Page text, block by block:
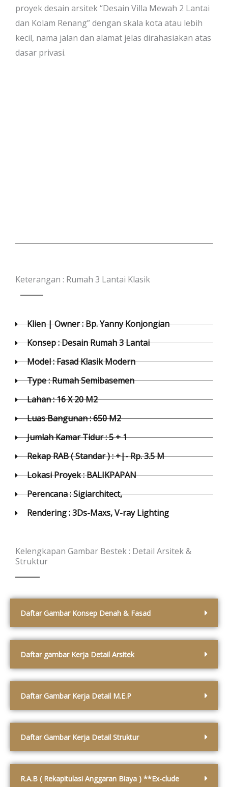
proyek desain arsitek “Desain Villa Mewah 2 Lantai
dan Kolam Renang” dengan skala kota atau lebih
kecil, nama jalan dan alamat jelas dirahasiakan atas
dasar privasi.
Keterangan : Rumah 3 Lantai Klasik
Klien | Owner : Bp. Yanny Konjongian
Konsep : Desain Rumah 3 Lantai
Model : Fasad Klasik Modern
Type : Rumah Semibasemen
Lahan : 16 X 20 M2
Luas Bangunan : 650 M2
Jumlah Kamar Tidur : 5 + 1
Rekap RAB ( Standar ) : +|- Rp. 3.5 M
Lokasi Proyek : BALIKPAPAN
Perencana : Sigiarchitect,
Rendering : 3Ds-Maxs, V-ray Lighting
Kelengkapan Gambar Bestek : Detail Arsitek &
Struktur
Daftar Gambar Konsep Denah & Fasad
Daftar gambar Kerja Detail Arsitek
Daftar Gambar Kerja Detail M.E.P
Daftar Gambar Kerja Detail Struktur
R.A.B ( Rekapitulasi Anggaran Biaya ) **Ex-clude